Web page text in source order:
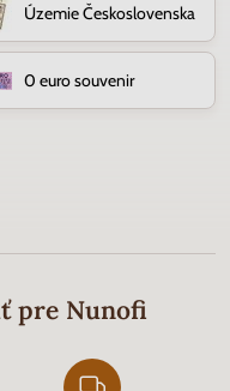
Územie Československa
0 euro souvenir
pre Nunofi